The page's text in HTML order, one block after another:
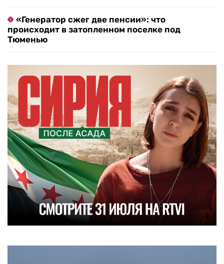
«Генератор сжег две пенсии»: что
происходит в затопленном поселке под
Тюменью